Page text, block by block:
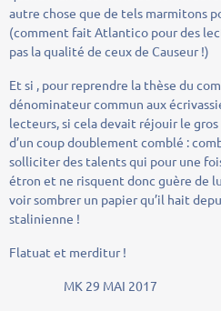
autre chose que de tels marmitons
(comment fait Atlantico pour des
pas la qualité de ceux de Causeur !)
Et si , pour reprendre la thèse du
dénominateur commun aux
lecteurs, si cela devait réjouir le gros
d’un coup doublement comblé :
solliciter des talents qui pour une
étron et ne risquent donc guère de
voir sombrer un papier qu’il hait
stalinienne !
Flatuat et merditur !
MK 29 MAI 2017